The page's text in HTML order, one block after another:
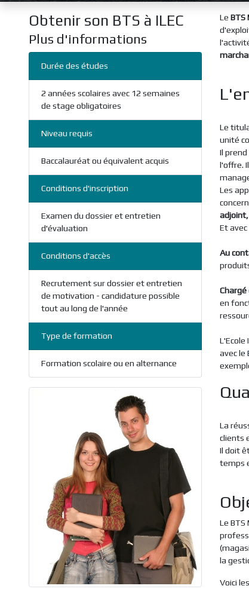
Obtenir son BTS à ILEC
Plus d'informations
Durée des études
2 années scolaires avec 12 semaines
de stage obligatoires
Niveau requis
Baccalauréat ou équivalent acquis
Conditions d'inscription
Examen du dossier et entretien
d'évaluation
Conditions d'accès
Recrutement sur dossier et entretien
de motivation - candidature possible
tout au long de l'année
Type de formation
Formation scolaire ou en alternance
Le BTS
Le
unité
Il
l'offre.
Les
adjoint,
Et avec
Au
en
L'Ecole
avec le
La
clients
Il doit
temps
Le
la
Voici